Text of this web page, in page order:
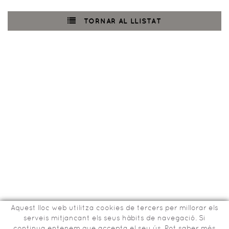
TORNAR AL LLISTAT
Aquest lloc web utilitza cookies de tercers per millorar els
serveis mitjancant els seus hàbits de navegació. Si